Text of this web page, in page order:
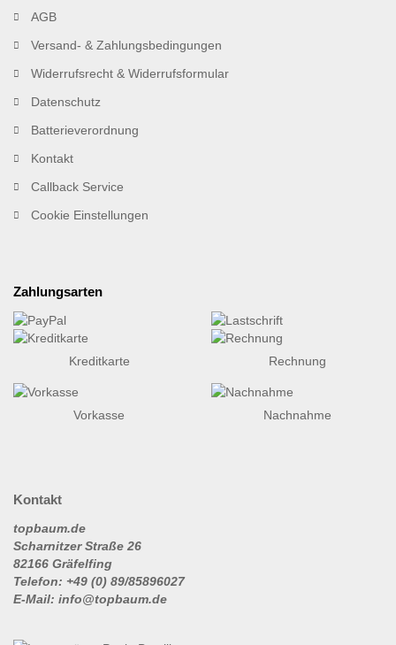
AGB
Versand- & Zahlungsbedingungen
Widerrufsrecht & Widerrufsformular
Datenschutz
Batterieverordnung
Kontakt
Callback Service
Cookie Einstellungen
Zahlungsarten
Kreditkarte Rechnung
Vorkasse Nachnahme
Kontakt
topbaum.de
Scharnitzer Straße 26
82166 Gräfelfing
Telefon: +49 (0) 89/85896027
E-Mail: info@topbaum.de